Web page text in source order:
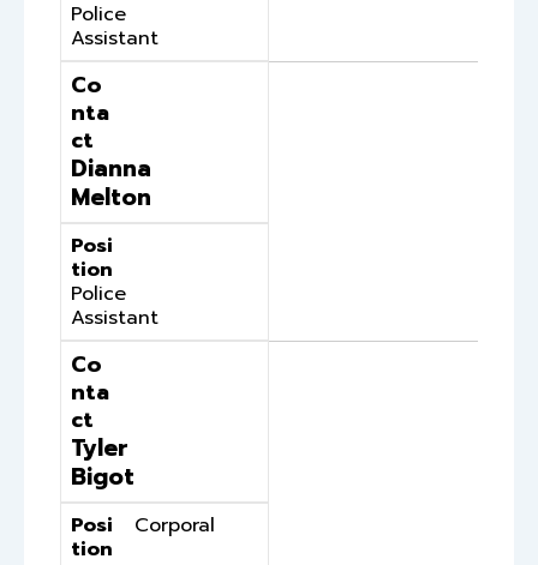
Police
Assistant
Co
nta
ct
Dianna
Melton
Posi
tion
Police
Assistant
Co
nta
ct
Tyler
Bigot
Posi
tion
Corporal